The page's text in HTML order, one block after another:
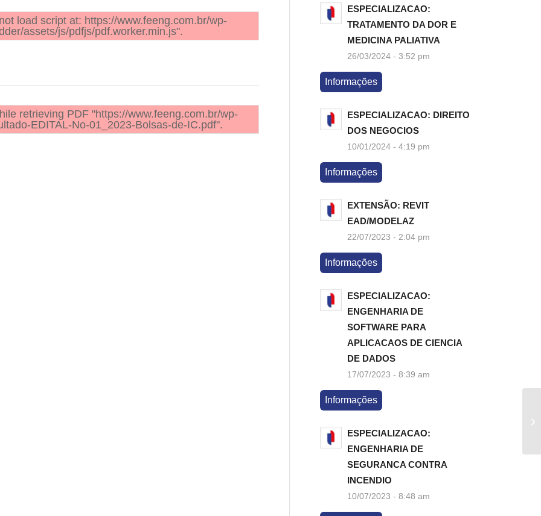
load script at: https://www.feeng.com.br/wp-
assets/js/pdfjs/pdf.worker.min.js".
retrieving PDF "https://www.feeng.com.br/wp-
EDITAL-No-01_2023-Bolsas-de-IC.pdf".
ESPECIALIZACAO:
TRATAMENTO DA DOR E
MEDICINA PALIATIVA
26/03/2024 - 3:52 pm
Informações
ESPECIALIZACAO: DIREITO
DOS NEGOCIOS
10/01/2024 - 4:19 pm
Informações
EXTENSÃO: REVIT
EAD/MODELAZ
22/07/2023 - 2:04 pm
Informações
ESPECIALIZACAO:
ENGENHARIA DE
SOFTWARE PARA
APLICACAOS DE CIENCIA
DE DADOS
17/07/2023 - 8:39 am
Informações
ESPECIALIZACAO:
ENGENHARIA DE
SEGURANCA CONTRA
INCENDIO
10/07/2023 - 8:48 am